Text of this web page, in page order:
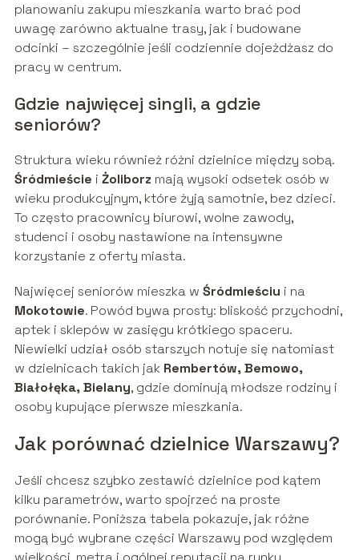
planowaniu zakupu mieszkania warto brać pod
uwagę zarówno aktualne trasy, jak i budowane
odcinki – szczególnie jeśli codziennie dojeżdżasz do
pracy w centrum.
Gdzie najwięcej singli, a gdzie
seniorów?
Struktura wieku również różni dzielnice między sobą.
Śródmieście i Żoliborz mają wysoki odsetek osób w
wieku produkcyjnym, które żyją samotnie, bez dzieci.
To często pracownicy biurowi, wolne zawody,
studenci i osoby nastawione na intensywne
korzystanie z oferty miasta.
Najwięcej seniorów mieszka w Śródmieściu i na
Mokotowie. Powód bywa prosty: bliskość przychodni,
aptek i sklepów w zasięgu krótkiego spaceru.
Niewielki udział osób starszych notuje się natomiast
w dzielnicach takich jak Rembertów, Bemowo,
Białołęka, Bielany, gdzie dominują młodsze rodziny i
osoby kupujące pierwsze mieszkania.
Jak porównać dzielnice Warszawy?
Jeśli chcesz szybko zestawić dzielnice pod kątem
kilku parametrów, warto spojrzeć na proste
porównanie. Poniższa tabela pokazuje, jak różne
mogą być wybrane części Warszawy pod względem